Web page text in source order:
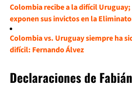
Colombia recibe a la difícil
exponen sus invictos en la
Colombia vs. Uruguay siempre ha
difícil: Fernando Álvez
Declaraciones de